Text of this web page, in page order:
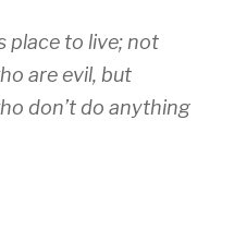
place to live; not
are evil, but
don’t do anything